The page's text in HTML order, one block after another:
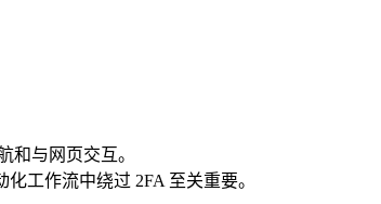
和与网页交互。
工作流中绕过 2FA 至关重要。